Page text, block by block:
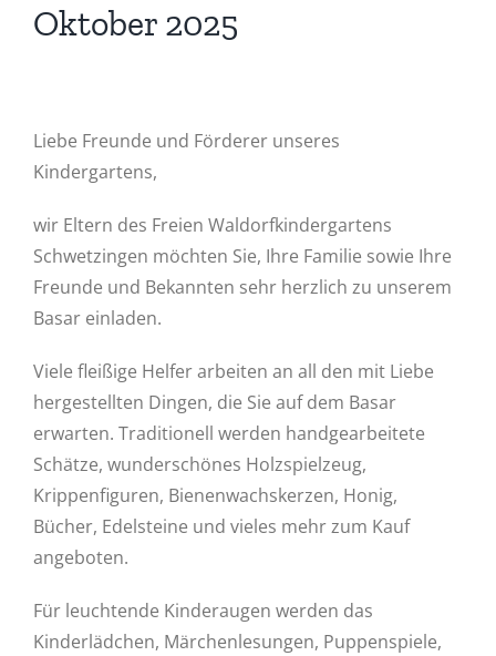
Oktober 2025
Liebe Freunde und Förderer unseres
Kindergartens,
wir Eltern des Freien Waldorfkindergartens
Schwetzingen möchten Sie, Ihre Familie sowie Ihre
Freunde und Bekannten sehr herzlich zu unserem
Basar einladen.
Viele fleißige Helfer arbeiten an all den mit Liebe
hergestellten Dingen, die Sie auf dem Basar
erwarten. Traditionell werden handgearbeitete
Schätze, wunderschönes Holzspielzeug,
Krippenfiguren, Bienenwachskerzen, Honig,
Bücher, Edelsteine und vieles mehr zum Kauf
angeboten.
Für leuchtende Kinderaugen werden das
Kinderlädchen, Märchenlesungen, Puppenspiele,